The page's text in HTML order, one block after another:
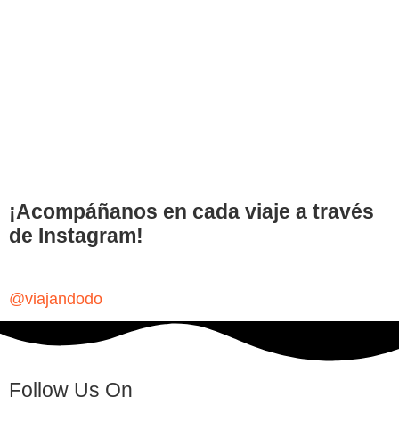
¡Acompáñanos en cada viaje a través
de Instagram!
@viajandodo
Follow Us On